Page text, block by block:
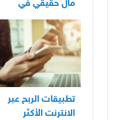
مال حقيقي في
المغرب
تطبيقات الربح عبر
الانترنت الأكثر